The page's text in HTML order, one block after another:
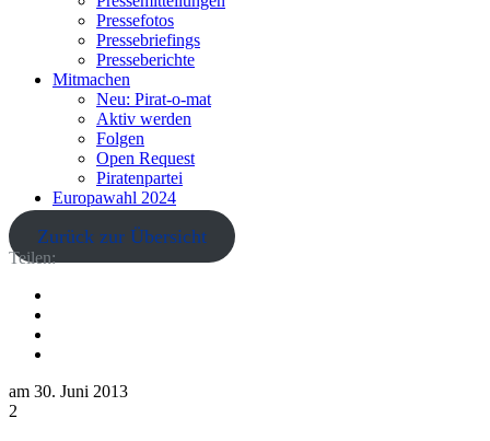
Pressefotos
Pressebriefings
Presseberichte
Mitmachen
Neu: Pirat-o-mat
Aktiv werden
Folgen
Open Request
Piratenpartei
Europawahl 2024
Zurück zur Übersicht
Teilen:
am 30. Juni 2013
2